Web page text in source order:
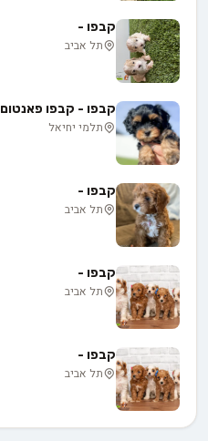
קבפו -
תל אביב
קבפו - קבפו פאנטום
תלמי יחיאל
קבפו -
תל אביב
קבפו -
תל אביב
קבפו -
תל אביב